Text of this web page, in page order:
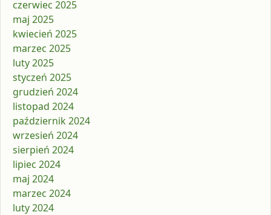
czerwiec 2025
maj 2025
kwiecień 2025
marzec 2025
luty 2025
styczeń 2025
grudzień 2024
listopad 2024
październik 2024
wrzesień 2024
sierpień 2024
lipiec 2024
maj 2024
marzec 2024
luty 2024